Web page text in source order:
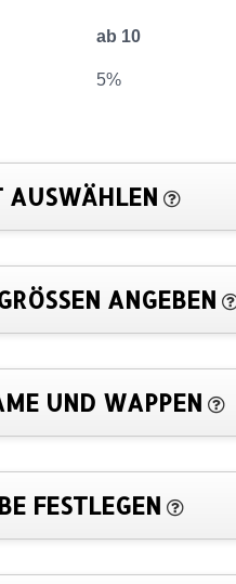
ab 10
5%
AUSWÄHLEN
ANGEBEN
UND WAPPEN
FESTLEGEN